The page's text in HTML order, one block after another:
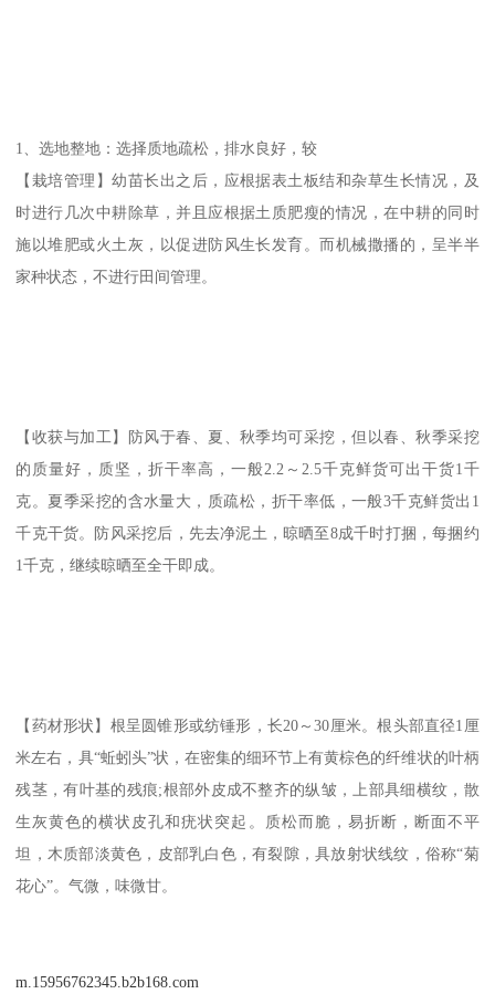
1、选地整地：选择质地疏松，排水良好，较
【栽培管理】幼苗长出之后，应根据表土板结和杂草生长情况，及
时进行几次中耕除草，并且应根据土质肥瘦的情况，在中耕的同时
施以堆肥或火土灰，以促进防风生长发育。而机械撒播的，呈半半
家种状态，不进行田间管理。
【收获与加工】防风于春、夏、秋季均可采挖，但以春、秋季采挖
的质量好，质坚，折干率高，一般2.2～2.5千克鲜货可出干货1千
克。夏季采挖的含水量大，质疏松，折干率低，一般3千克鲜货出1
千克干货。防风采挖后，先去净泥土，晾晒至8成千时打捆，每捆约
1千克，继续晾晒至全干即成。
【药材形状】根呈圆锥形或纺锤形，长20～30厘米。根头部直径1厘
米左右，具“蚯蚓头”状，在密集的细环节上有黄棕色的纤维状的叶柄
残茎，有叶基的残痕;根部外皮成不整齐的纵皱，上部具细横纹，散
生灰黄色的横状皮孔和疣状突起。质松而脆，易折断，断面不平
坦，木质部淡黄色，皮部乳白色，有裂隙，具放射状线纹，俗称“菊
花心”。气微，味微甘。
m.15956762345.b2b168.com